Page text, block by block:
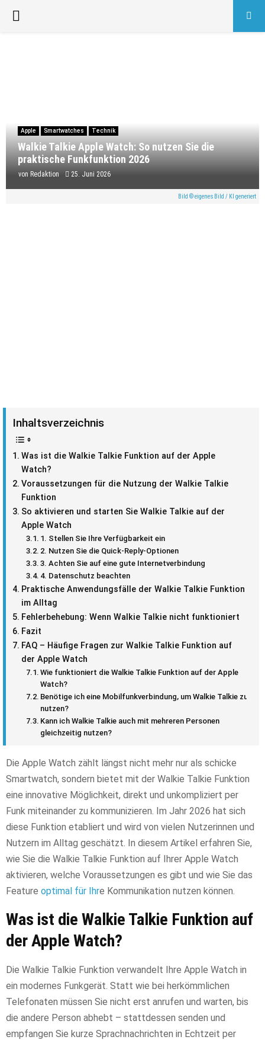
PRIMARY
Apple Smartwatches Technik
Walkie Talkie Apple Watch: So nutzen Sie die
praktische Funkfunktion 2026
von Redaktion 25. Juni 2026
Bild © eigenes Bild / KI generiert
Inhaltsverzeichnis
Was ist die Walkie Talkie Funktion auf der Apple
Watch?
Voraussetzungen für die Nutzung der Walkie Talkie
Funktion
So aktivieren und starten Sie Walkie Talkie auf der
Apple Watch
1. Stellen Sie Ihre Verfügbarkeit ein
2. Nutzen Sie die Quick-Reply-Optionen
3. Achten Sie auf eine gute Internetverbindung
4. Datenschutz beachten
Praktische Anwendungsfälle der Walkie Talkie Funktion
im Alltag
Fehlerbehebung: Wenn Walkie Talkie nicht funktioniert
Fazit
FAQ – Häufige Fragen zur Walkie Talkie Funktion auf
der Apple Watch
Wie funktioniert die Walkie Talkie Funktion auf der Apple
Watch?
Benötige ich eine Mobilfunkverbindung, um Walkie Talkie zu
nutzen?
Kann ich Walkie Talkie auch mit mehreren Personen
gleichzeitig nutzen?
Die Apple Watch zählt längst nicht mehr nur als schicke
Smartwatch, sondern bietet mit der Walkie Talkie Funktion
eine innovative Möglichkeit, direkt und unkompliziert per
Funk miteinander zu kommunizieren. Im Jahr 2026 hat sich
diese Funktion etabliert und wird von vielen Nutzerinnen und
Nutzern im Alltag geschätzt. In diesem Artikel erfahren Sie,
wie Sie die Walkie Talkie Funktion auf Ihrer Apple Watch
aktivieren, welche Voraussetzungen es gibt und wie Sie das
Feature optimal für Ihre Kommunikation nutzen können.
Was ist die Walkie Talkie Funktion auf
der Apple Watch?
Die Walkie Talkie Funktion verwandelt Ihre Apple Watch in
ein modernes Funkgerät. Statt wie bei herkömmlichen
Telefonaten müssen Sie nicht erst anrufen und warten, bis
die andere Person abhebt – stattdessen senden und
empfangen Sie kurze Sprachnachrichten in Echtzeit per